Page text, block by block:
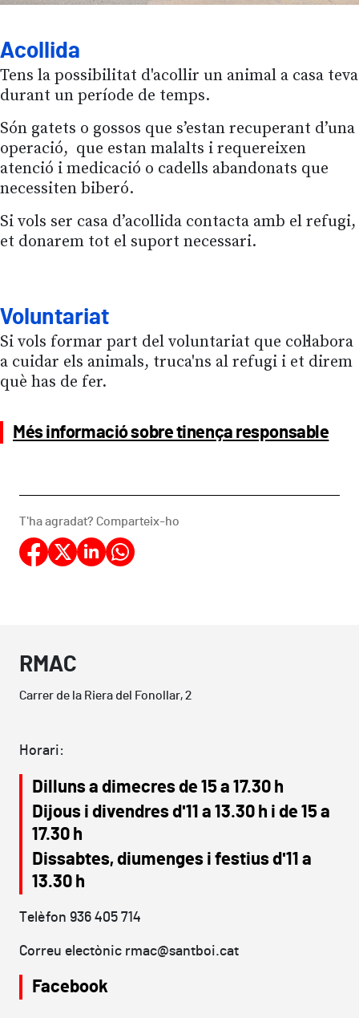
Acollida
Tens la possibilitat d'acollir un animal a casa teva
durant un període de temps.
Són gatets o gossos que s’estan recuperant d’una
operació, que estan malalts i requereixen
atenció i medicació o cadells abandonats que
necessiten biberó.
Si vols ser casa d’acollida contacta amb el refugi,
et donarem tot el suport necessari.
Voluntariat
Si vols formar part del voluntariat que col·labora
a cuidar els animals, truca'ns al refugi i et direm
què has de fer.
Més informació sobre tinença responsable
T'ha agradat? Comparteix-ho
RMAC
Carrer de la Riera del Fonollar, 2
Horari:
Dilluns a dimecres de 15 a 17.30 h
Dijous i divendres d'11 a 13.30 h i de 15 a
17.30 h
Dissabtes, diumenges i festius d'11 a
13.30 h
Telèfon 936 405 714
Correu electònic rmac@santboi.cat
Facebook